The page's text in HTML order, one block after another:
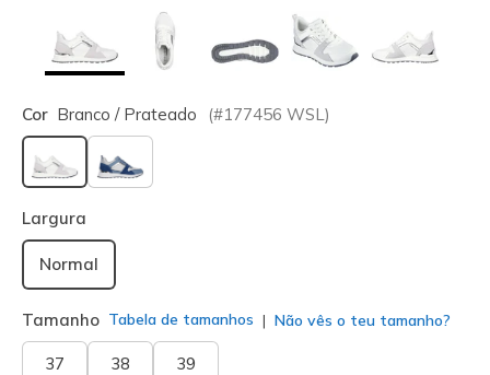
Cor Branco / Prateado (#177456 WSL )
selecionado
Largura
Normal
Tamanho Tabela de tamanhos Não vês o teu tamanho?
37 38 39